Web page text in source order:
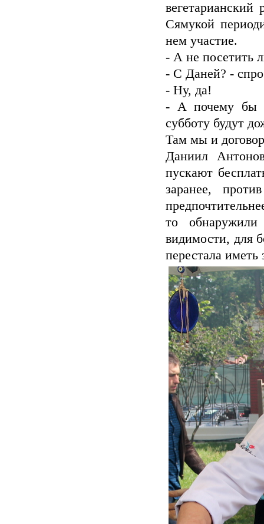
Сямукой
нем участие.
- А не посетить
- С Даней? -
- Ну, да!
- А почему бы
субботу будут
Там мы и
Даниил
пускают
заранее,
то
видимости, для
перестала